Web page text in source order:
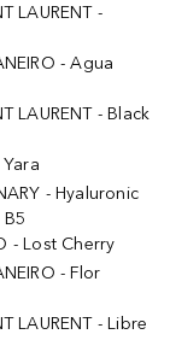
LAURENT -
- Agua
LAURENT - Black
Yara
- Hyaluronic
- Lost Cherry
- Flor
LAURENT - Libre